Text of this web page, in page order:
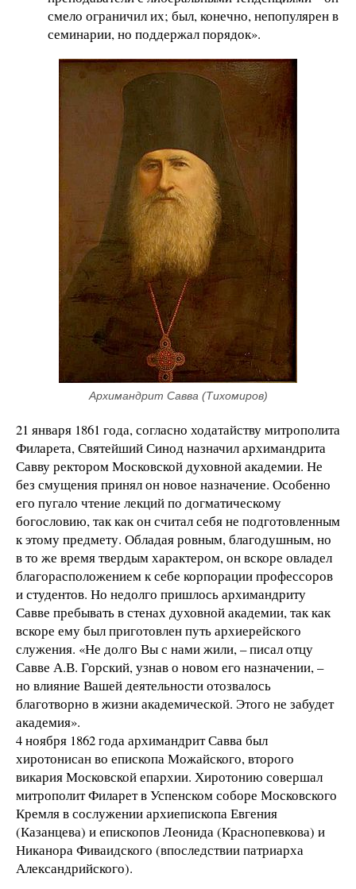
смело ограничил их; был, конечно, непопулярен в
семинарии, но поддержал порядок».
Архимандрит Савва (Тихомиров)
21 января 1861 года, согласно ходатайству митрополита
Филарета, Святейший Синод назначил архимандрита
Савву ректором Московской духовной академии. Не
без смущения принял он новое назначение. Особенно
его пугало чтение лекций по догматическому
богословию, так как он считал себя не подготовленным
к этому предмету. Обладая ровным, благодушным, но
в то же время твердым характером, он вскоре овладел
благорасположением к себе корпорации профессоров
и студентов. Но недолго пришлось архимандриту
Савве пребывать в стенах духовной академии, так как
вскоре ему был приготовлен путь архиерейского
служения. «Не долго Вы с нами жили, – писал отцу
Савве А.В. Горский, узнав о новом его назначении, –
но влияние Вашей деятельности отозвалось
благотворно в жизни академической. Этого не забудет
академия».
4 ноября 1862 года архимандрит Савва был
хиротонисан во епископа Можайского, второго
викария Московской епархии. Хиротонию совершал
митрополит Филарет в Успенском соборе Московского
Кремля в сослужении архиепископа Евгения
(Казанцева) и епископов Леонида (Краснопевкова) и
Никанора Фиваидского (впоследствии патриарха
Александрийского).